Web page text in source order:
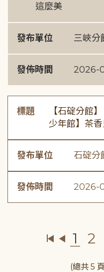
這麼美
發布單位 三峽分
發佈時間 2026-
標題
【石碇分館
少年館】茶
發布單位 石碇分
發佈時間 2026-
1 2
(總共 5